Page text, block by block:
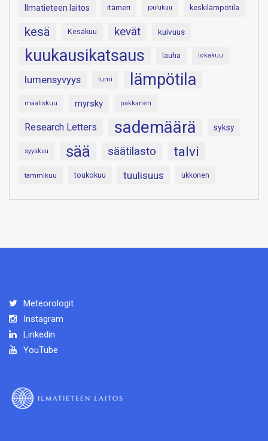
Ilmatieteen laitos itämeri joulukuu keskilämpötila
kesä Kesäkuu kevät kuivuus
kuukausikatsaus lauha lokakuu
lumensyvyys lumi lämpötila
maaliskuu myrsky pakkanen
Research Letters sademäärä syksy
syyskuu sää säätilasto talvi
tammikuu toukokuu tuulisuus ukkonen
Meteorologit
Instagram
Linkedin
YouTube